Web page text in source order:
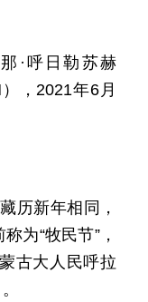
·呼日勒苏赫
，2021年6月
历新年相同，
为“牧民节”，
古大人民呼拉